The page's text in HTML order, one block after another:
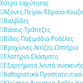
Χύτρα ταχύτητας
Άξονες-Πείροι-Έδρανα-
Βαλβίδες
Βάσεις-Τράπεζες
Βίδες-Παξιμάδια-Ροδέλες
Βραχίονες-Ντίζες-Ωστήρια
Ελατήρια-Ελάσματα
Εξαρτήματα λοιπά συσκευής
Καθαριστικά-